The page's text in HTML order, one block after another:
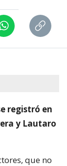
registró en
y Lautaro
que no